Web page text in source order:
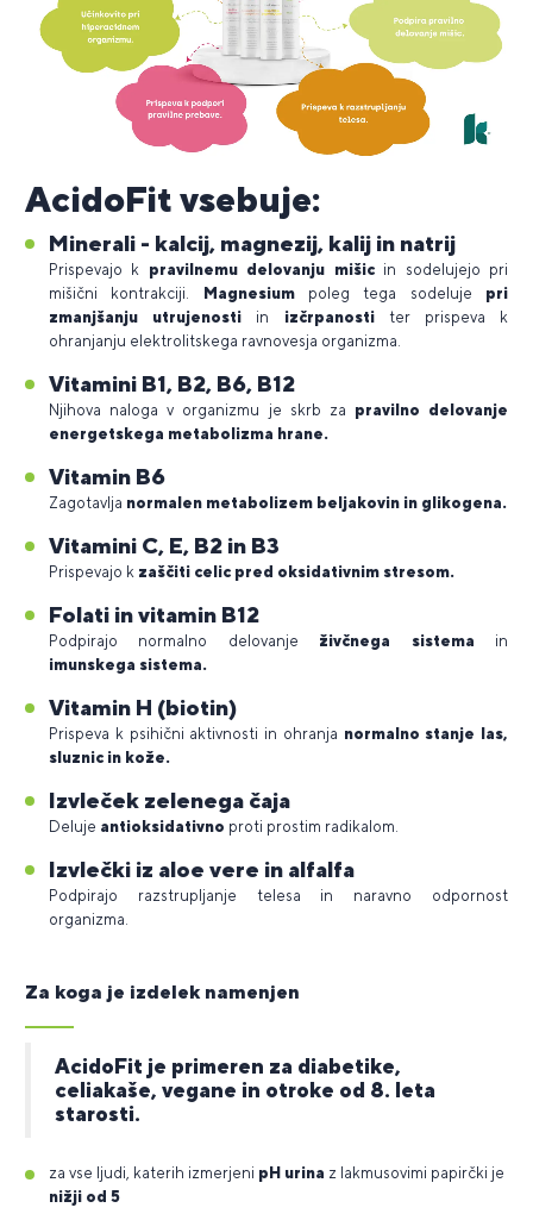
AcidoFit vsebuje:
Minerali - kalcij, magnezij, kalij in natrij
Prispevajo k pravilnemu delovanju mišicin sodelujejo pri
mišični kontrakciji. Magnesiumpoleg tega sodeluje pri
zmanjšanju utrujenosti in izčrpanostiter prispeva k
ohranjanju elektrolitskega ravnovesja organizma.
Vitamini B1, B2, B6, B12
Njihova naloga v organizmu je skrb za pravilno delovanje
energetskega metabolizma hrane.
Vitamin B6
Zagotavlja normalen metabolizem beljakovin in glikogena.
Vitamini C, E, B2 in B3
Prispevajo k zaščiti celic pred oksidativnim stresom.
Folati in vitamin B12
Podpirajo normalno delovanje živčnega sistema in
imunskega sistema.
Vitamin H (biotin)
Prispeva k psihični aktivnosti in ohranja normalno stanje las,
sluznic in kože.
Izvleček zelenega čaja
Deluje antioksidativno proti prostim radikalom.
Izvlečki iz aloe vere in alfalfa
Podpirajo razstrupljanje telesa in naravno odpornost
organizma.
Za koga je izdelek namenjen
AcidoFit je primeren za diabetike,
celiakaše, vegane in otroke od 8. leta
starosti.
za vse ljudi, katerih izmerjeni pH urina z lakmusovimi papirčki je
nižji od 5